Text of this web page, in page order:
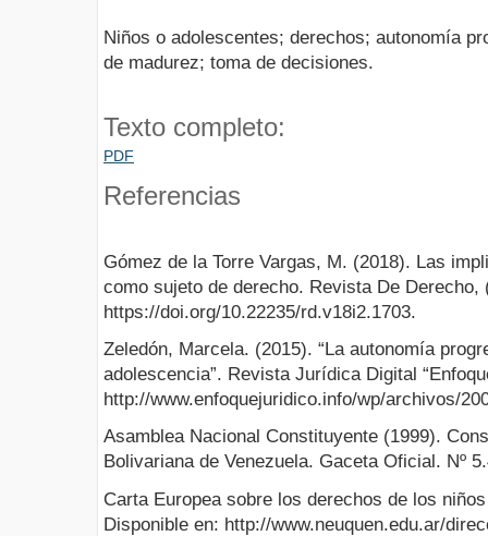
Niños o adolescentes; derechos; autonomía
de madurez; toma de decisiones.
Texto completo:
PDF
Referencias
Gómez de la Torre Vargas, M. (2018). Las
como sujeto de derecho. Revista De Derecho,
https://doi.org/10.22235/rd.v18i2.1703.
Zeledón, Marcela. (2015). “La autonomía
adolescencia”. Revista Jurídica Digital
http://www.enfoquejuridico.info/wp/archivos/
Asamblea Nacional Constituyente (1999).
Bolivariana de Venezuela. Gaceta Oficial. Nº
Carta Europea sobre los derechos de los
Disponible en: http://www.neuquen.edu.ar/